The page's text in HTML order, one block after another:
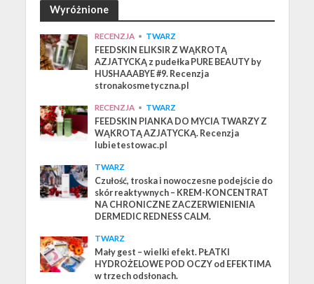
Wyróżnione
RECENZJA • TWARZ
FEEDSKIN ELIKSIR Z WĄKROTĄ
AZJATYCKĄ z pudełka PURE BEAUTY by
HUSHAAABYE #9. Recenzja
stronakosmetyczna.pl
RECENZJA • TWARZ
FEEDSKIN PIANKA DO MYCIA TWARZY Z
WĄKROTĄ AZJATYCKĄ. Recenzja
lubietestowac.pl
TWARZ
Czułość, troska i nowoczesne podejście do
skór reaktywnych – KREM-KONCENTRAT
NA CHRONICZNE ZACZERWIENIENIA
DERMEDIC REDNESS CALM.
TWARZ
Mały gest – wielki efekt. PŁATKI
HYDROŻELOWE POD OCZY od EFEKTIMA
w trzech odsłonach.